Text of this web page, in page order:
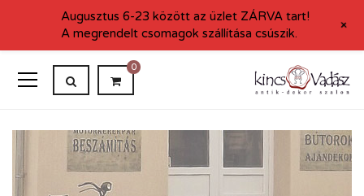
0
Augusztus 6-23 között az üzlet ZÁRVA tart!
A megrendelt csomagok szállítása csúszik.
+